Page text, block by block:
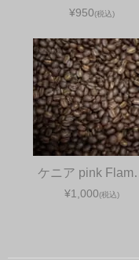
¥950(税込)
ケニア pink
¥1,000(税込)